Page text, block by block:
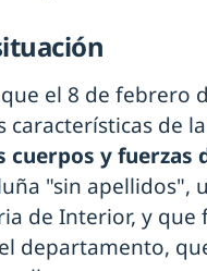
el 8 de febrero
características de la
y fuerzas
"sin apellidos",
de Interior, y
departamento,